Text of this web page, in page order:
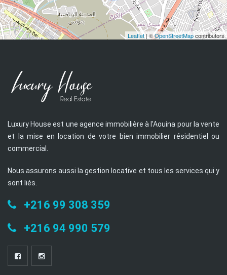
Leaflet | ©OpenStreetMapcontributors
Luxury House est une agence immobilière à l’Aouina pour la vente
et la mise en location de votre bien immobilier résidentiel ou
commercial.
Nous assurons aussi la gestion locative et tous les services qui y
sont liés.
+216 99 308 359
+216 94 990 579